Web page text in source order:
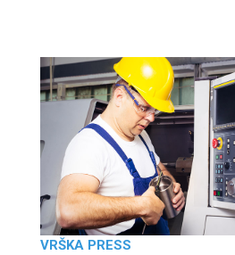
VRŠKA PRESS